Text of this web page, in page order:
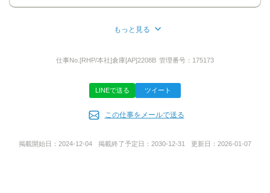
※面接の都合が悪くなった場合、
※当日の無断キャンセルはご遠慮ください。
大阪府高槻市西面北２丁目１９‐１
もっと見る
仕事No. [RHP/本社]倉庫[AP]2208B 管理番号： 175173
LINEで送る ツイート
この仕事をメールで送る
掲載開始日： 2024-12-04 掲載終了予定日： 2030-12-31 更新日： 2026-01-07